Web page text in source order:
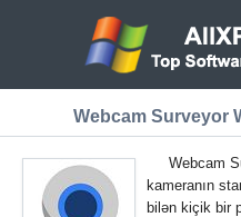
Webcam Surveyor
Webcam
kameranın
bilən kiçik bir